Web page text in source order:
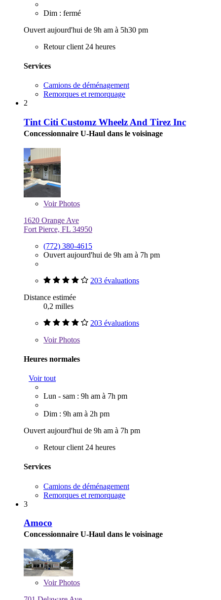
Dim : fermé
Ouvert aujourd'hui de 9h am à 5h30 pm
Retour client 24 heures
Services
Camions de déménagement
Remorques et remorquage
2
Tint Citi Customz Wheelz And Tirez Inc
Concessionnaire U-Haul dans le voisinage
VoirPhotos
1620 Orange Ave
Fort Pierce, FL 34950
(772) 380-4615
Ouvert aujourd'hui de 9h am à 7h pm
203 évaluations
Distance estimée
0,2 milles
203 évaluations
VoirPhotos
Heures normales
Voir tout
Lun - sam : 9h am à 7h pm
Dim : 9h am à 2h pm
Ouvert aujourd'hui de 9h am à 7h pm
Retour client 24 heures
Services
Camions de déménagement
Remorques et remorquage
3
Amoco
Concessionnaire U-Haul dans le voisinage
VoirPhotos